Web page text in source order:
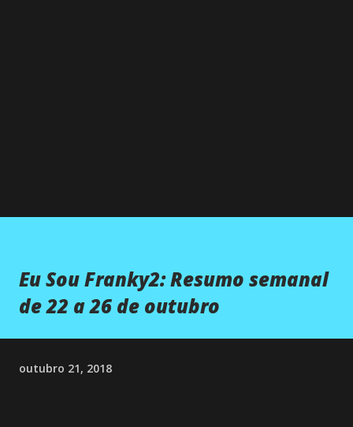
Eu Sou Franky2: Resumo semanal
de 22 a 26 de outubro
outubro 21, 2018